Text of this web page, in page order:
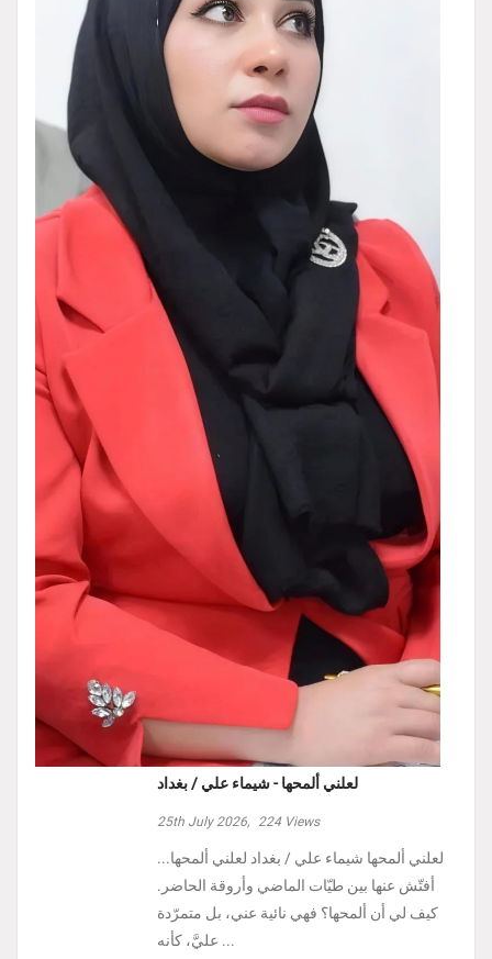
لعلني ألمحها - شيماء علي / بغداد
25th July 2026, 224Views
لعلني ألمحها شيماء علي / بغداد لعلني ألمحها...
أفتّش عنها بين طيّات الماضي وأروقة الحاضر.
كيف لي أن ألمحها؟ فهي نائية عني، بل متمرّدة
عليَّ، كأنه ...